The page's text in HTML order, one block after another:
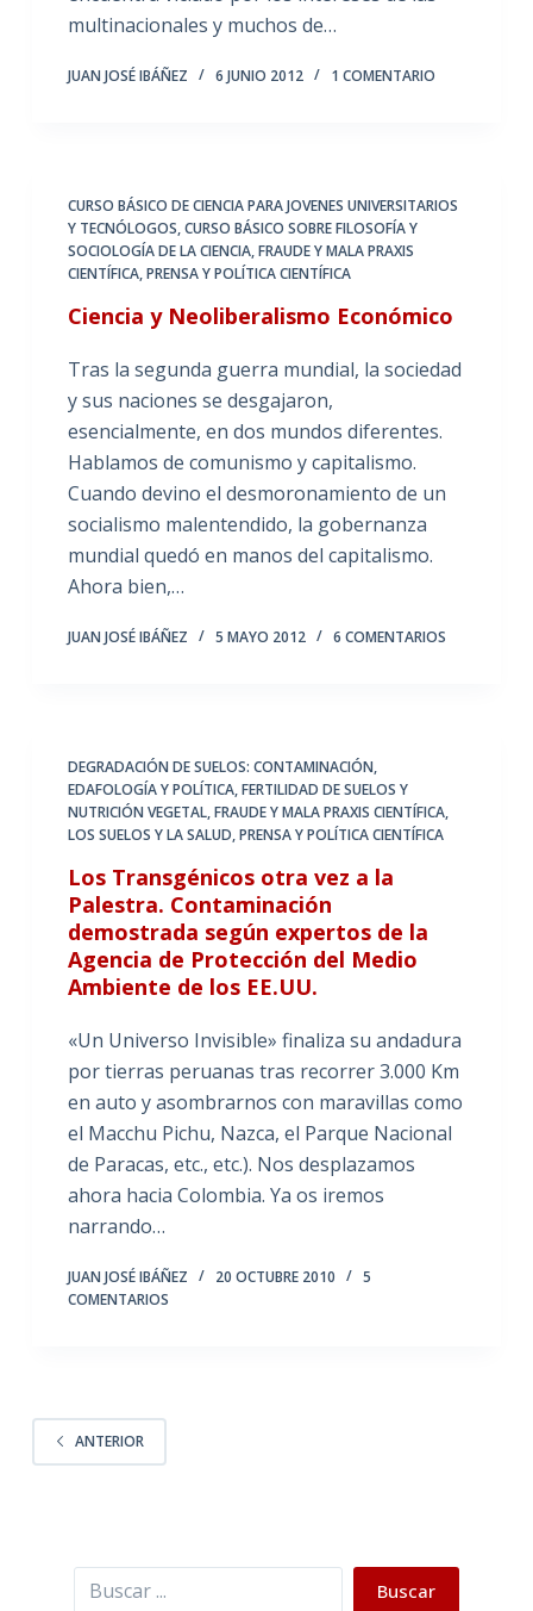
multinacionales y muchos de…
JUAN JOSÉ IBÁÑEZ 6 JUNIO 2012 1 COMENTARIO
CURSO BÁSICO DE CIENCIA PARA JOVENES UNIVERSITARIOS
Y TECNÓLOGOS,CURSO BÁSICO SOBRE FILOSOFÍA Y
SOCIOLOGÍA DE LA CIENCIA,FRAUDE Y MALA PRAXIS
CIENTÍFICA,PRENSA Y POLÍTICA CIENTÍFICA
Ciencia y Neoliberalismo Económico
Tras la segunda guerra mundial, la sociedad
y sus naciones se desgajaron,
esencialmente, en dos mundos diferentes.
Hablamos de comunismo y capitalismo.
Cuando devino el desmoronamiento de un
socialismo malentendido, la gobernanza
mundial quedó en manos del capitalismo.
Ahora bien,…
JUAN JOSÉ IBÁÑEZ 5 MAYO 2012 6 COMENTARIOS
DEGRADACIÓN DE SUELOS: CONTAMINACIÓN,
EDAFOLOGÍA Y POLÍTICA,FERTILIDAD DE SUELOS Y
NUTRICIÓN VEGETAL,FRAUDE Y MALA PRAXIS CIENTÍFICA,
LOS SUELOS Y LA SALUD,PRENSA Y POLÍTICA CIENTÍFICA
Los Transgénicos otra vez a la
Palestra. Contaminación
demostrada según expertos de la
Agencia de Protección del Medio
Ambiente de los EE.UU.
«Un Universo Invisible» finaliza su andadura
por tierras peruanas tras recorrer 3.000 Km
en auto y asombrarnos con maravillas como
el Macchu Pichu, Nazca, el Parque Nacional
de Paracas, etc., etc.). Nos desplazamos
ahora hacia Colombia. Ya os iremos
narrando…
JUAN JOSÉ IBÁÑEZ 20 OCTUBRE 2010
5
COMENTARIOS
ANTERIOR
Buscar Buscar